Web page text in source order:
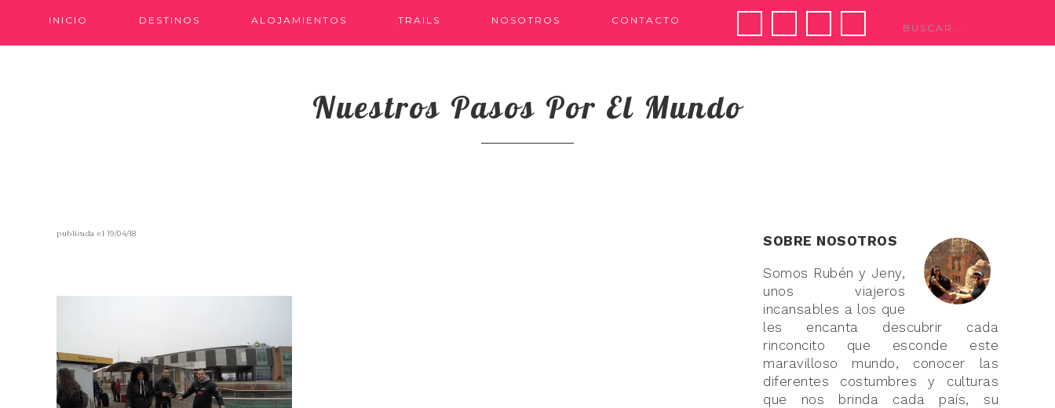
INICIO DESTINOS ALOJAMIENTOS TRAILS NOSOTROS CONTACTO
Nuestros Pasos Por El Mundo
publicada el19/04/18 SOBRE NOSOTROS
Somos Rubén y Jeny,
unos viajeros
incansables a los que
les encanta descubrir cada
rinconcito que esconde este
maravilloso mundo, conocer las
diferentes costumbres y culturas
que nos brinda cada país, su